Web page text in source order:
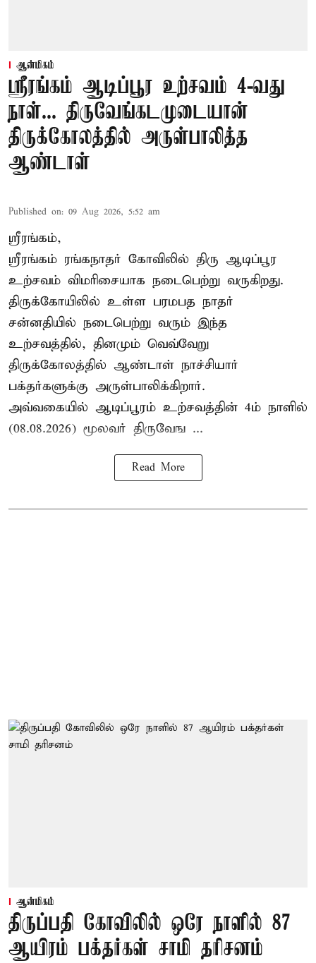
ஆன்மிகம்
ஸ்ரீரங்கம் ஆடிப்பூர உற்சவம் 4-வது
நாள்... திருவேங்கடமுடையான்
திருக்கோலத்தில் அருள்பாலித்த
ஆண்டாள்
Published on: 09 Aug 2026, 5:52 am
ஸ்ரீரங்கம்,
ஸ்ரீரங்கம் ரங்கநாதர் கோவிலில் திரு ஆடிப்பூர
உற்சவம் விமரிசையாக நடைபெற்று வருகிறது.
திருக்கோயிலில் உள்ள பரமபத நாதர்
சன்னதியில் நடைபெற்று வரும் இந்த
உற்சவத்தில், தினமும் வெவ்வேறு
திருக்கோலத்தில் ஆண்டாள் நாச்சியார்
பக்தர்களுக்கு அருள்பாலிக்கிறார்.
அவ்வகையில் ஆடிப்பூரம் உற்சவத்தின் 4ம் நாளில்
(08.08.2026) மூலவர் திருவேங ...
Read More
ஆன்மிகம்
திருப்பதி கோவிலில் ஒரே நாளில் 87
ஆயிரம் பக்தர்கள் சாமி தரிசனம்